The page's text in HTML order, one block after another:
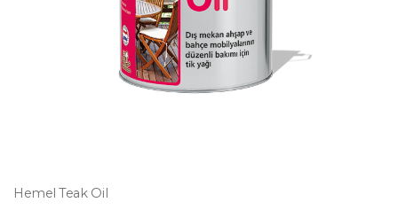
Hemel Teak Oil